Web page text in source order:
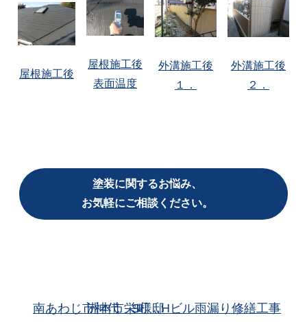
屋根施工後
屋根施工後
表面温度
外溝施工後
１．
外溝施工後
２．
塗装に関するお悩み、
お気軽にご相談ください。
南あわじ市神代 S様邸
洲本市栄町 Hビル雨漏り修繕工事